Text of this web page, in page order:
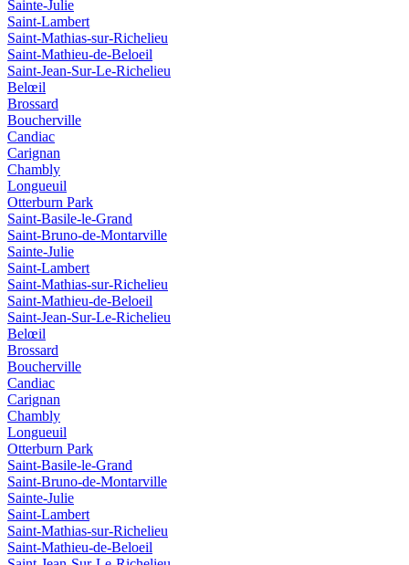
Sainte-Julie
Saint-Lambert
Saint-Mathias-sur-Richelieu
Saint-Mathieu-de-Beloeil
Saint-Jean-Sur-Le-Richelieu
Belœil
Brossard
Boucherville
Candiac
Carignan
Chambly
Longueuil
Otterburn Park
Saint-Basile-le-Grand
Saint-Bruno-de-Montarville
Sainte-Julie
Saint-Lambert
Saint-Mathias-sur-Richelieu
Saint-Mathieu-de-Beloeil
Saint-Jean-Sur-Le-Richelieu
Belœil
Brossard
Boucherville
Candiac
Carignan
Chambly
Longueuil
Otterburn Park
Saint-Basile-le-Grand
Saint-Bruno-de-Montarville
Sainte-Julie
Saint-Lambert
Saint-Mathias-sur-Richelieu
Saint-Mathieu-de-Beloeil